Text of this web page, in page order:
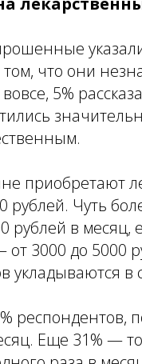
что они
5%
приобретают
рублей. Чуть
рублей в
3000 до 5000
укладываются в
респондентов,
Еще 31% —